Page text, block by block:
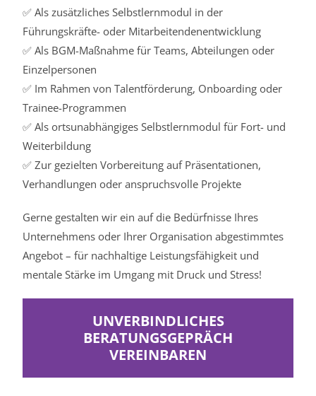
✅ Als zusätzliches Selbstlernmodul in der
Führungskräfte- oder Mitarbeitendenentwicklung
✅ Als BGM-Maßnahme für Teams, Abteilungen oder
Einzelpersonen
✅ Im Rahmen von Talentförderung, Onboarding oder
Trainee-Programmen
✅ Als ortsunabhängiges Selbstlernmodul für Fort- und
Weiterbildung
✅ Zur gezielten Vorbereitung auf Präsentationen,
Verhandlungen oder anspruchsvolle Projekte
Gerne gestalten wir ein auf die Bedürfnisse Ihres
Unternehmens oder Ihrer Organisation abgestimmtes
Angebot – für nachhaltige Leistungsfähigkeit und
mentale Stärke im Umgang mit Druck und Stress!
UNVERBINDLICHES
BERATUNGSGEPRÄCH
VEREINBAREN